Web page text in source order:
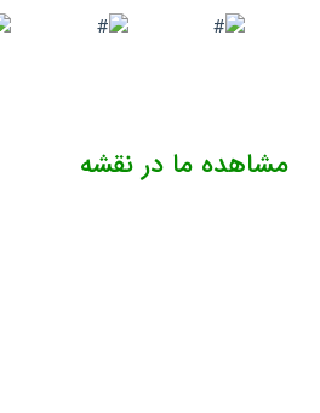
مشاهده ما در نقشه